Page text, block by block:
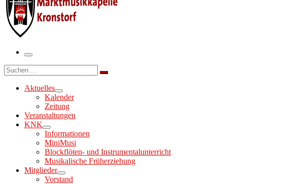
Menü
Suche
Suchen …
Aktuelles
Kalender
Zeitung
Veranstaltungen
KNK
Informationen
MiniMusi
Blockflöten- und Instrumentalunterricht
Musikalische Früherziehung
Mitglieder
Vorstand